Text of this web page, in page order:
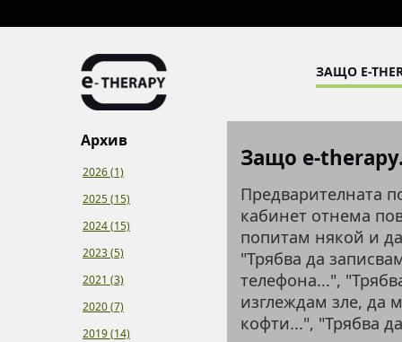
ЗАЩО E-
Архив
2026 (1)
2025 (15)
2024 (15)
2023 (5)
2021 (3)
2020 (7)
2019 (14)
Защо e-
Предварителната
кабинет отнема
попитам някой и
"Трябва да
телефона...",
изглеждам зле, да
кофти...", "Трябва